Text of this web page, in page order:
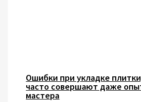
Ошибки при укладке
часто совершают даже
мастера